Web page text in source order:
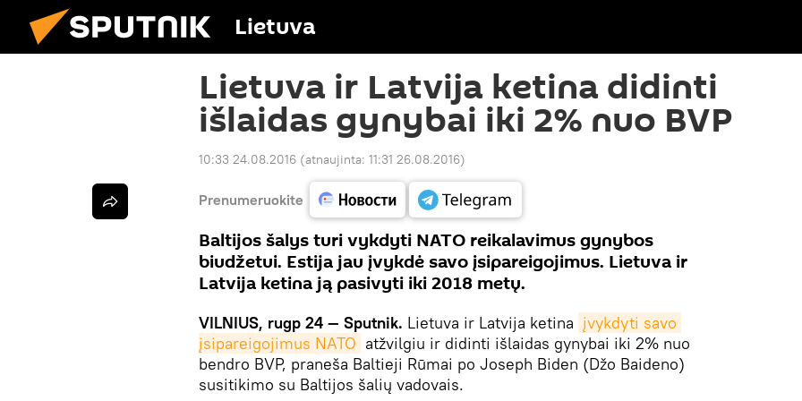
Lietuva
Lietuva ir Latvija ketina didinti
išlaidas gynybai iki 2% nuo BVP
10:33 24.08.2016 (atnaujinta: 11:31 26.08.2016)
Prenumeruokite
Baltijos šalys turi vykdyti NATO reikalavimus gynybos
biudžetui. Estija jau įvykdė savo įsipareigojimus. Lietuva ir
Latvija ketina ją pasivyti iki 2018 metų.
VILNIUS, rugp 24 — Sputnik. Lietuva ir Latvija ketina įvykdyti savo
įsipareigojimus NATO atžvilgiu ir didinti išlaidas gynybai iki 2% nuo
bendro BVP, praneša Baltieji Rūmai po Joseph Biden (Džo Baideno)
susitikimo su Baltijos šalių vadovais.